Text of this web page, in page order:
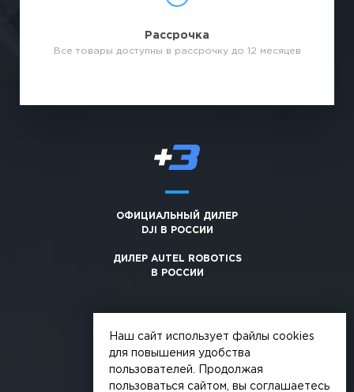
Рассрочка
Все товары доступны в рассрочку до 12 месяцев
ОФИЦИАЛЬНЫЙ ДИЛЕР
DJI В РОССИИ
ДИЛЕР AUTEL ROBOTICS
В РОССИИ
© 2026, +3. Все права защищены
Наш сайт использует файлы cookies
для повышения удобства
пользователей. Продолжая
пользоваться сайтом, вы соглашаетесь